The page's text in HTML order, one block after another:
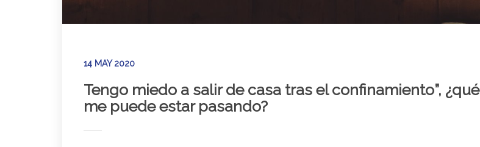
14 MAY 2020
Tengo miedo a salir de casa tras el confinamiento”, ¿qué
me puede estar pasando?